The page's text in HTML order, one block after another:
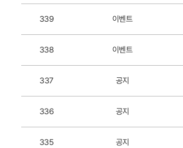
339 이벤트
338 이벤트
337 공지
336 공지
335 공지